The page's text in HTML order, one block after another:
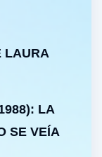
LAURA
LA
SE VEÍA